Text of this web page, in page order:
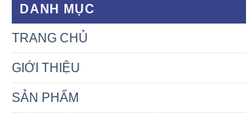
DANH MỤC
TRANG CHỦ
GIỚI THIỆU
SẢN PHẨM